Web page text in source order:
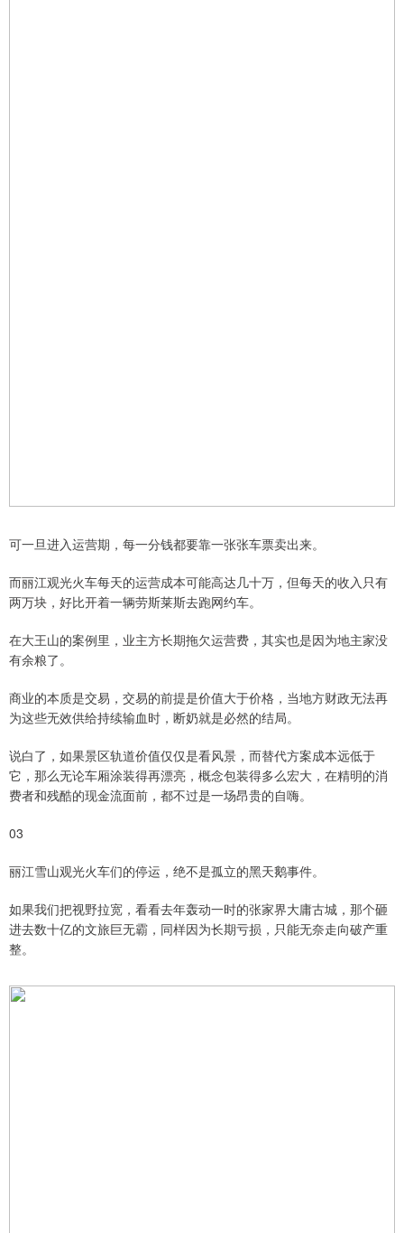
可一旦进入运营期，每一分钱都要靠一张张车票卖出来。
而丽江观光火车每天的运营成本可能高达几十万，但每天的收入只有
两万块，好比开着一辆劳斯莱斯去跑网约车。
在大王山的案例里，业主方长期拖欠运营费，其实也是因为地主家没
有余粮了。
商业的本质是交易，交易的前提是价值大于价格，当地方财政无法再
为这些无效供给持续输血时，断奶就是必然的结局。
说白了，如果景区轨道价值仅仅是看风景，而替代方案成本远低于
它，那么无论车厢涂装得再漂亮，概念包装得多么宏大，在精明的消
费者和残酷的现金流面前，都不过是一场昂贵的自嗨。
03
丽江雪山观光火车们的停运，绝不是孤立的黑天鹅事件。
如果我们把视野拉宽，看看去年轰动一时的张家界大庸古城，那个砸
进去数十亿的文旅巨无霸，同样因为长期亏损，只能无奈走向破产重
整。